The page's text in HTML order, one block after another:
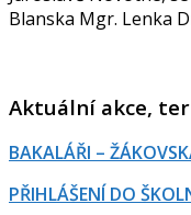
Blanska Mgr. Lenka
Aktuální akce,
BAKALÁŘI –
PŘIHLÁŠENÍ DO